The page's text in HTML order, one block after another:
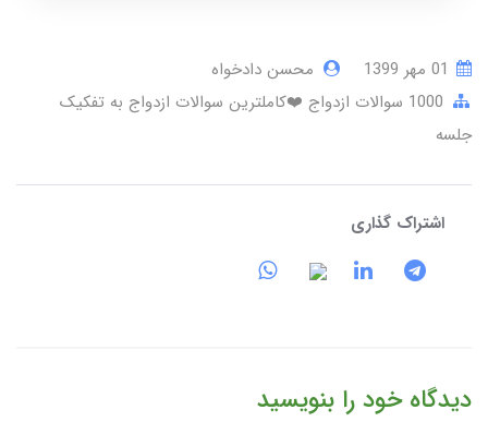
محسن دادخواه
1000 سوالات ازدواج ❤️کاملترین سوالات ازدواج به تفکیک
جلسه
اشتراک گذاری
دیدگاه خود را بنویسید